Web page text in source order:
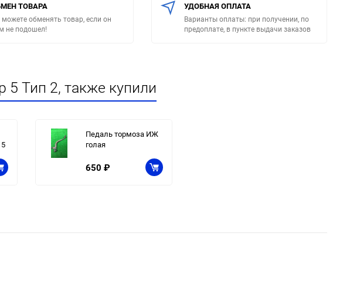
ТОВАРА
обменять товар, если он
не подошел!
УДОБНАЯ ОПЛАТА
Варианты оплаты: при получении, по
предоплате, в пункте выдачи заказов
Тип 2, также купили
Педаль тормоза ИЖ
голая
650 ₽